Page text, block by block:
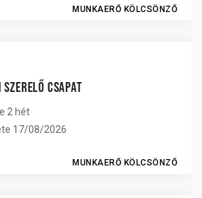
MUNKAERŐ KÖLCSÖNZŐ
CSAPAT
2 hét
17/08/2026
MUNKAERŐ KÖLCSÖNZŐ